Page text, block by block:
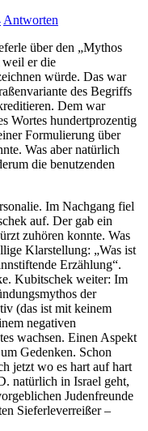
Antworten
über den „Mythos
weil er die
würde. Das war
des Begriffs
Dem war
Wortes hundertprozentig
Formulierung über
Was aber natürlich
die benutzenden
Im Nachgang fiel
auf. Der gab ein
zuhören konnte. Was
Klarstellung: „Was ist
Erzählung“.
Kubitschek weiter: Im
der
(das ist mit keinem
negativen
wachsen. Einen Aspekt
Gedenken. Schon
jetzt wo es hart auf hart
natürlich in Israel geht,
Judenfreunde
Sieferleverreißer –